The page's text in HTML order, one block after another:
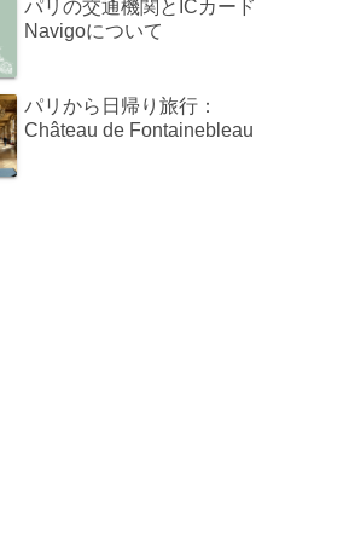
パリの交通機関とICカード
Navigoについて
パリから日帰り旅行：
Château de Fontainebleau